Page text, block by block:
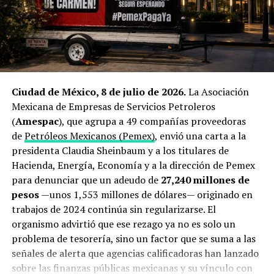
económico y energético del
estrecho de Ormuz
punto más angosto y separa las costas de Irán y Omán
Se trata del único acceso marítimo desde el Golfo
Pérsico hacia mar abierto y, en condiciones normales,
por ahí transitaba cerca de una quinta parte del
petróleo transportado por vía marítima a escala global,
además de un porcentaje significativo del gas natural
licuado producido por Arabia Saudita, Emiratos Árabes
Unidos, Irak y Catar con destino principal a Asia, de
acuerdo con estimaciones de laAdministración de
Información Energética de Estados Unidos.
Desde finales de febrero, ese flujo se ha visto
interrumpido de forma reiterada. Organismos de
producción mexicana.
El cierre de Ormuz dispara la
búsqueda de proveedores
alternativos
El origen de esta operación está directamente ligado a la
guerra que estalló a finales de febrero de 2026 entre
Estados Unidos, Israel e Irán. El bloqueo del estrecho de
Ormuz —ruta por la que transita aproximadamente una
quinta parte de la demanda mundial de crudo— provocó
un repunte superior al 22% interanual en los precios del
petróleo Brenty encendió las alarmas en Tokio.
Antes del conflicto, Japón dependía de Medio Oriente
para cerca del 94% de sus importaciones petroleras, y
hasta un 70% de todo su suministro debía transitar
Ciudad de México, 8 de julio de 2026.La Asociación
Mexicana de Empresas de Servicios Petroleros
(Amespac), que agrupa a 49 compañías proveedoras
dePetróleos Mexicanos (Pemex), envió una carta a la
presidenta Claudia Sheinbaum y a los titulares de
Hacienda, Energía, Economía y a la dirección de Pemex
para denunciar que un adeudo de 27,240 millones de
pesos—unos 1,553 millones de dólares— originado en
trabajos de 2024 continúa sin regularizarse. El
organismo advirtió que ese rezago ya no es solo un
problema de tesorería, sino un factor que se suma a las
señales de alerta que agencias calificadoras han lanzado
sobre las finanzas públicas mexicanas y su vínculo con